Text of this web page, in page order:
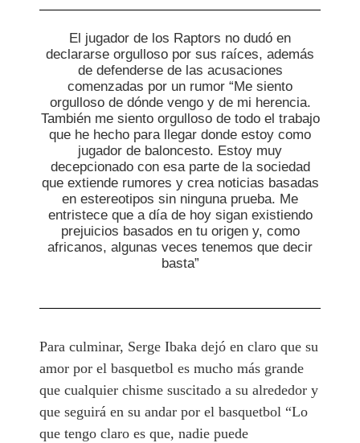
El jugador de los Raptors no dudó en
declararse orgulloso por sus raíces, además
de defenderse de las acusaciones
comenzadas por un rumor “Me siento
orgulloso de dónde vengo y de mi herencia.
También me siento orgulloso de todo el trabajo
que he hecho para llegar donde estoy como
jugador de baloncesto. Estoy muy
decepcionado con esa parte de la sociedad
que extiende rumores y crea noticias basadas
en estereotipos sin ninguna prueba. Me
entristece que a día de hoy sigan existiendo
prejuicios basados en tu origen y, como
africanos, algunas veces tenemos que decir
basta”
Para culminar, Serge Ibaka dejó en claro que su
amor por el basquetbol es mucho más grande
que cualquier chisme suscitado a su alrededor y
que seguirá en su andar por el basquetbol “Lo
que tengo claro es que, nadie puede